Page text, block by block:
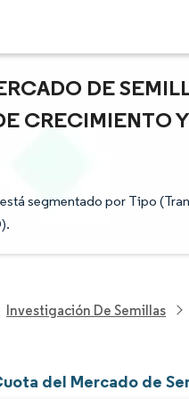
DE
CRECIMIENTO
segmentado por Tipo
Investigación De Semillas
del Mercado de